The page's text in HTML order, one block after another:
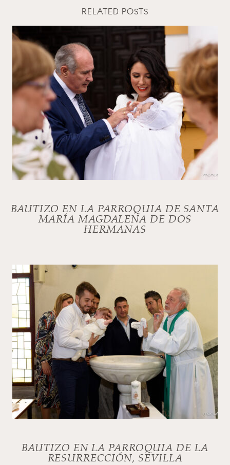
RELATED POSTS
BAUTIZO EN LA PARROQUIA DE SANTA
MARÍA MAGDALENA DE DOS
HERMANAS
BAUTIZO EN LA PARROQUIA DE LA
RESURRECCIÓN, SEVILLA